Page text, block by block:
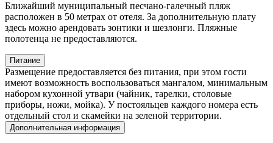
Ближайший муниципальный песчано-галечный пляж
расположен в 50 метрах от отеля. За дополнительную плату
здесь можно арендовать зонтики и шезлонги. Пляжные
полотенца не предоставляются.
Питание
Размещение предоставляется без питания, при этом гости
имеют возможность воспользоваться мангалом, минимальным
набором кухонной утвари (чайник, тарелки, столовые
приборы, ножи, мойка). У постояльцев каждого номера есть
отдельный стол и скамейки на зеленой территории.
Дополнительная информация